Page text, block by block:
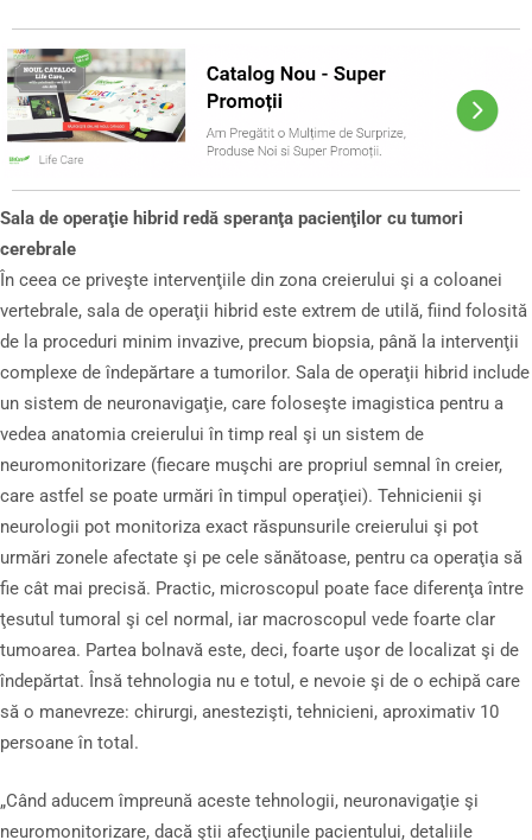
Sala de operaţie hibrid redă speranţa pacienţilor cu tumori
cerebrale
În ceea ce priveşte intervenţiile din zona creierului şi a coloanei
vertebrale, sala de operaţii hibrid este extrem de utilă, fiind folosită
de la proceduri minim invazive, precum biopsia, până la intervenţii
complexe de îndepărtare a tumorilor. Sala de operaţii hibrid include
un sistem de neuronavigaţie, care foloseşte imagistica pentru a
vedea anatomia creierului în timp real şi un sistem de
neuromonitorizare (fiecare muşchi are propriul semnal în creier,
care astfel se poate urmări în timpul operaţiei). Tehnicienii şi
neurologii pot monitoriza exact răspunsurile creierului şi pot
urmări zonele afectate şi pe cele sănătoase, pentru ca operaţia să
fie cât mai precisă. Practic, microscopul poate face diferenţa între
ţesutul tumoral şi cel normal, iar macroscopul vede foarte clar
tumoarea. Partea bolnavă este, deci, foarte uşor de localizat şi de
îndepărtat. Însă tehnologia nu e totul, e nevoie şi de o echipă care
să o manevreze: chirurgi, anestezişti, tehnicieni, aproximativ 10
persoane în total.
„Când aducem împreună aceste tehnologii, neuronavigaţie şi
neuromonitorizare, dacă ştii afecţiunile pacientului, detaliile